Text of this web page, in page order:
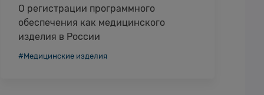
О регистрации программного
обеспечения как медицинского
изделия в России
Многие виды современного программного
#Медицинские изделия